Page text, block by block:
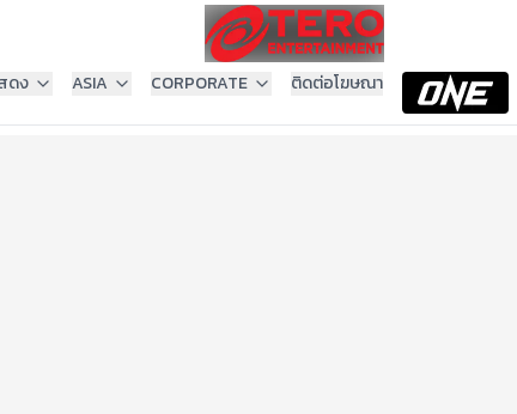
ดง ASIA CORPORATE ติดต่อโฆษณา